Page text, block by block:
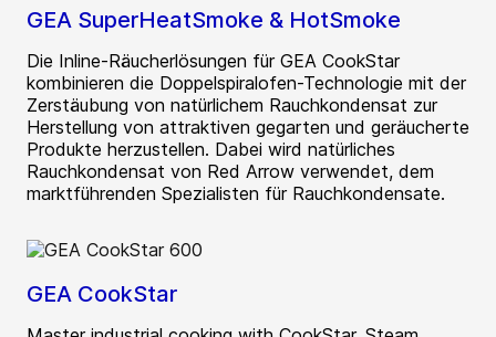
GEA SuperHeatSmoke & HotSmoke
Die Inline-Räucherlösungen für GEA CookStar
kombinieren die Doppelspiralofen-Technologie mit der
Zerstäubung von natürlichem Rauchkondensat zur
Herstellung von attraktiven gegarten und geräucherte
Produkte herzustellen. Dabei wird natürliches
Rauchkondensat von Red Arrow verwendet, dem
marktführenden Spezialisten für Rauchkondensate.
GEA CookStar